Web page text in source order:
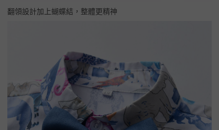
翻領設計加上蝴蝶結，整體更精神